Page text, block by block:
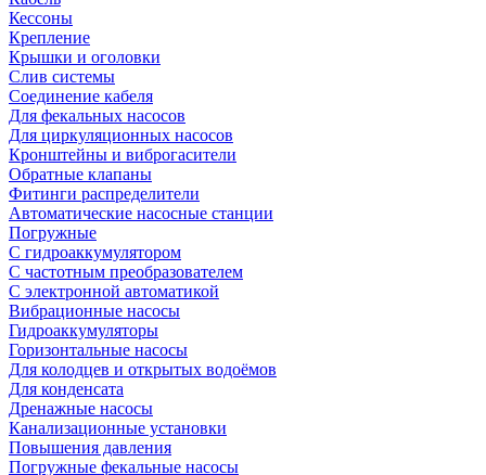
Кессоны
Крепление
Крышки и оголовки
Слив системы
Соединение кабеля
Для фекальных насосов
Для циркуляционных насосов
Кронштейны и виброгасители
Обратные клапаны
Фитинги распределители
Автоматические насосные станции
Погружные
С гидроаккумулятором
С частотным преобразователем
С электронной автоматикой
Вибрационные насосы
Гидроаккумуляторы
Горизонтальные насосы
Для колодцев и открытых водоёмов
Для конденсата
Дренажные насосы
Канализационные установки
Повышения давления
Погружные фекальные насосы